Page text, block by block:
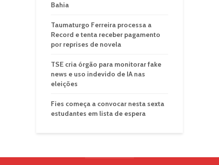
Bahia
Taumaturgo Ferreira processa a
Record e tenta receber pagamento
por reprises de novela
TSE cria órgão para monitorar fake
news e uso indevido de IA nas
eleições
Fies começa a convocar nesta sexta
estudantes em lista de espera